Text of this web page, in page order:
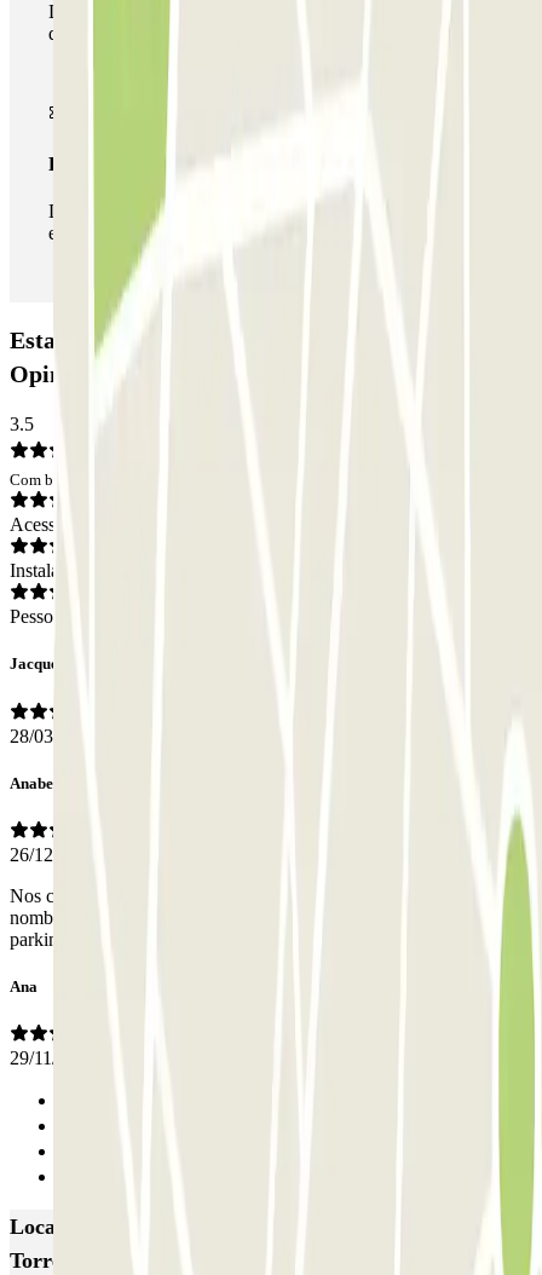
Durante a sua estadia, pode utilizar toda a rede de parques
de estacionamento deste operador disponível em Parclick.
Passe ilimitado
Durante a sua estadia, pode entrar e sair do parque de
estacionamento as vezes que quiser.
Estacionamento El Circulo Torrejón de Ardoz:
Opiniões
3.5
Com base em 5 opiniões
Acesso
Instalações
Pessoal
Jacqueline
28/03/2026
Anabelen
26/12/2025
Nos costó mucho saber cuál era la entrada , ya que no pone el
nombre , y los que venimos de fuera no sabemos si es ese o otro
parking , el GPS te manda a la salida .
Ana
29/11/2024
Locais e eventos interessantes próximos de El Circulo
Torrejón de Ardoz